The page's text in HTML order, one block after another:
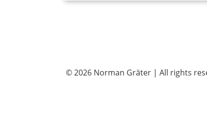
© 2026 Norman Gräter | All rights